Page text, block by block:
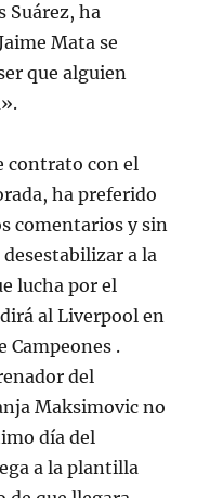
Suárez, ha
Mata se
que alguien
contrato con el
ha preferido
comentarios y sin
a la
lucha por el
al Liverpool en
Campeones .
del
Maksimovic no
día del
a la plantilla